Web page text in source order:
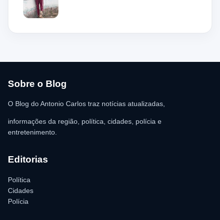
mas acabou ficando preso na grade do imóvel. Ao chegar ao
local, a guarnição encontrou o homem deitado no chão,
aparentando estar desacordado. De acordo com a vítima,
chegada dos policiais. O Serviço de Atendimento Móvel de
para as providências legais.
Sobre o Blog
O Blog do Antonio Carlos traz notícias atualizadas,
informações da região, política, cidades, polícia e
entretenimento.
Editorias
Política
Cidades
Polícia